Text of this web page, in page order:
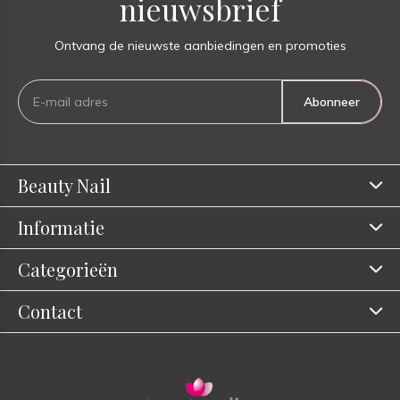
nieuwsbrief
Ontvang de nieuwste aanbiedingen en promoties
Abonneer
Beauty Nail
Informatie
Categorieën
Contact